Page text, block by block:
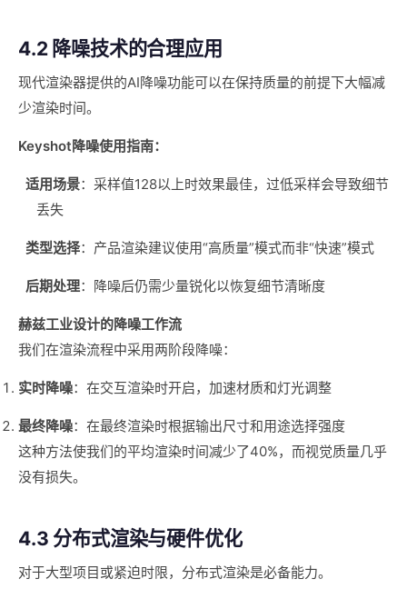
4.2 降噪技术的合理应用
现代渲染器提供的AI降噪功能可以在保持质量的前提下大幅减
少渲染时间。
Keyshot降噪使用指南：
适用场景：采样值128以上时效果最佳，过低采样会导致细节
丢失
类型选择：产品渲染建议使用“高质量”模式而非“快速”模式
后期处理：降噪后仍需少量锐化以恢复细节清晰度
赫兹工业设计的降噪工作流
我们在渲染流程中采用两阶段降噪：
实时降噪：在交互渲染时开启，加速材质和灯光调整
最终降噪：在最终渲染时根据输出尺寸和用途选择强度
这种方法使我们的平均渲染时间减少了40%，而视觉质量几乎
没有损失。
4.3 分布式渲染与硬件优化
对于大型项目或紧迫时限，分布式渲染是必备能力。